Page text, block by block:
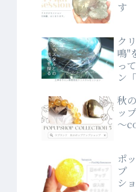
す
ク
鳴"
っ
ン
秋
ッ
～
ポ
プ
シ